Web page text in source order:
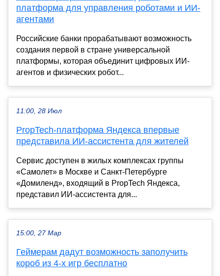
платформа для управления роботами и ИИ-
агентами
Российские банки прорабатывают возможность
создания первой в стране универсальной
платформы, которая объединит цифровых ИИ-
агентов и физических робот...
11:00, 28 Июл
PropTech-платформа Яндекса впервые
представила ИИ-ассистента для жителей
Сервис доступен в жилых комплексах группы
«Самолет» в Москве и Санкт-Петербурге
«Домиленд», входящий в PropTech Яндекса,
представил ИИ-ассистента для...
15:00, 27 Мар
Геймерам дадут возможность заполучить
короб из 4-х игр бесплатно